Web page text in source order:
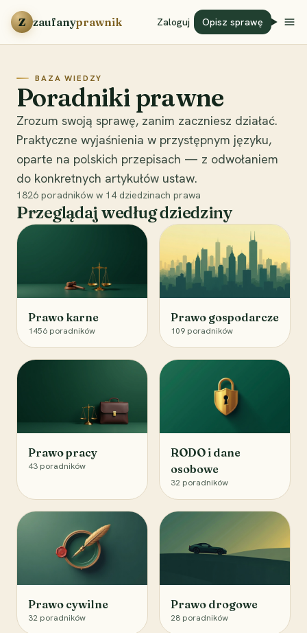
Przejdź do treści
Z zaufanyprawnik Zaloguj Opisz sprawę
BAZA WIEDZY
Poradniki prawne
Zrozum swoją sprawę, zanim zaczniesz działać.
Praktyczne wyjaśnienia w przystępnym języku,
oparte na polskich przepisach — z odwołaniem
do konkretnych artykułów ustaw.
1826 poradników w 14 dziedzinach prawa
Przeglądaj według dziedziny
Prawo karne
1456 poradników
Prawo gospodarcze
109 poradników
Prawo pracy
43 poradników
RODO i dane
osobowe
32 poradników
Prawo cywilne
32 poradników
Prawo drogowe
28 poradników